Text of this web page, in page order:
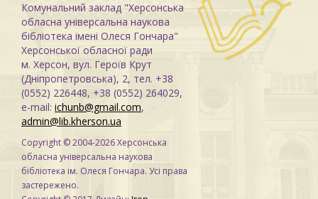
Комунальний заклад "Херсонська
обласна універсальна наукова
бібліотека імені Олеся Гончара"
Херсонської обласної ради
м. Херсон, вул. Героїв Крут
(Дніпропетровська), 2, тел. +38
(0552) 226448, +38 (0552) 264029,
e-mail: ichunb@gmail.com,
admin@lib.kherson.ua
Copyright © 2004-2026 Херсонська
обласна універсальна наукова
бібліотека ім. Олеся Гончара. Усі права
застережено.